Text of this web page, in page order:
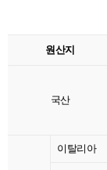
원산지
국산
이탈리아